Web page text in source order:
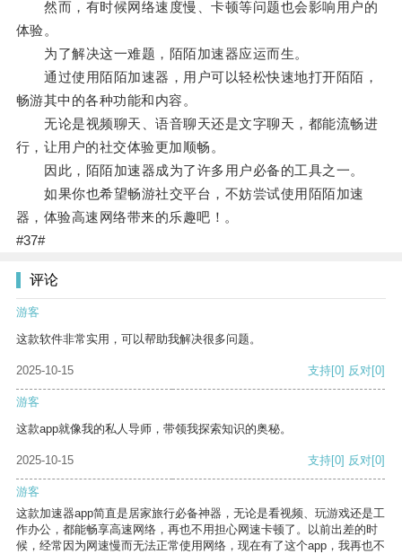
然而，有时候网络速度慢、卡顿等问题也会影响用户的
体验。
为了解决这一难题，陌陌加速器应运而生。
通过使用陌陌加速器，用户可以轻松快速地打开陌陌，
畅游其中的各种功能和内容。
无论是视频聊天、语音聊天还是文字聊天，都能流畅进
行，让用户的社交体验更加顺畅。
因此，陌陌加速器成为了许多用户必备的工具之一。
如果你也希望畅游社交平台，不妨尝试使用陌陌加速
器，体验高速网络带来的乐趣吧！。
#37#
评论
游客
这款软件非常实用，可以帮助我解决很多问题。
2025-10-15 支持[0] 反对[0]
游客
这款app就像我的私人导师，带领我探索知识的奥秘。
2025-10-15 支持[0] 反对[0]
游客
这款加速器app简直是居家旅行必备神器，无论是看视频、玩游戏还是工
作办公，都能畅享高速网络，再也不用担心网速卡顿了。以前出差的时
候，经常因为网速慢而无法正常使用网络，现在有了这个app，我再也不